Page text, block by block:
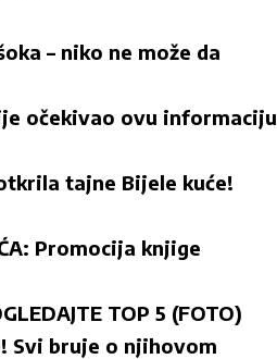
– niko ne može da
nije očekivao ovu informaciju
otkrila tajne Bijele kuće!
Promocija knjige
TOP 5 (FOTO)
Svi bruje o njihovom